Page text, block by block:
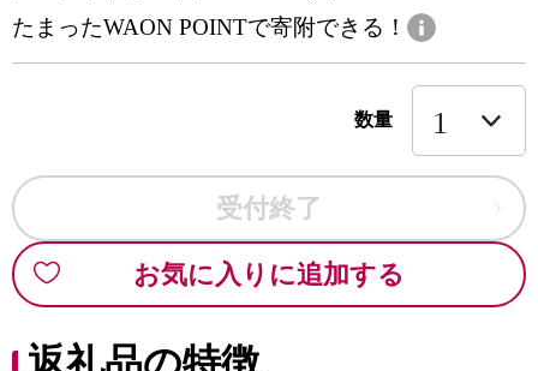
たまったWAON POINTで寄附できる！
数量
受付終了
お気に入りに追加する